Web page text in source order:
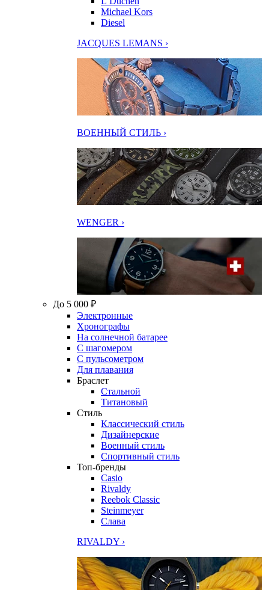
Michael Kors
Diesel
JACQUES LEMANS ›
ВОЕННЫЙ СТИЛЬ ›
WENGER ›
До 5 000 ₽
Электронные
Хронографы
На солнечной батарее
С шагомером
С пульсометром
Для плавания
Браслет
Стальной
Титановый
Стиль
Классический стиль
Дизайнерские
Военный стиль
Спортивный стиль
Топ-бренды
Casio
Rivaldy
Reebok Classic
Steinmeyer
Слава
RIVALDY ›